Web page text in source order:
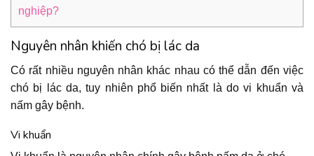
nghiệp?
Nguyên nhân khiến chó bị lác da
Có rất nhiều nguyên nhân khác nhau có thể dẫn đến việc
chó bị lác da, tuy nhiên phổ biến nhất là do vi khuẩn và
nấm gây bệnh.
Vi khuẩn